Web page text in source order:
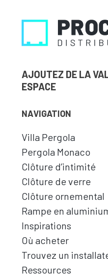
AJOUTEZ DE LA
ESPACE
NAVIGATION
Villa Pergola
Pergola Monaco
Clôture d’intimité
Clôture de verre
Clôture ornemental
Rampe en
Inspirations
Où acheter
Trouvez un
Ressources